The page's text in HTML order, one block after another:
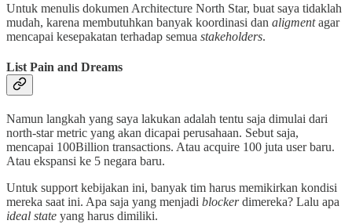
Untuk menulis dokumen Architecture North Star, buat saya tidaklah
mudah, karena membutuhkan banyak koordinasi dan aligmentagar
mencapai kesepakatan terhadap semua stakeholders.
List Pain and Dreams
Namun langkah yang saya lakukan adalah tentu saja dimulai dari
north-star metric yang akan dicapai perusahaan. Sebut saja,
mencapai 100Billion transactions. Atau acquire 100 juta user baru.
Atau ekspansi ke 5 negara baru.
Untuk support kebijakan ini, banyak tim harus memikirkan kondisi
mereka saat ini. Apa saja yang menjadi blockerdimereka? Lalu apa
ideal state yang harus dimiliki.